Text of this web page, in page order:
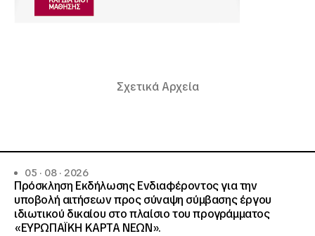
Σχετικά Αρχεία
05 · 08 · 2026
Πρόσκληση Εκδήλωσης Ενδιαφέροντος για την
υποβολή αιτήσεων προς σύναψη σύμβασης έργου
ιδιωτικού δικαίου στο πλαίσιο του προγράμματος
«ΕΥΡΩΠΑΪΚΗ ΚΑΡΤΑ ΝΕΩΝ».